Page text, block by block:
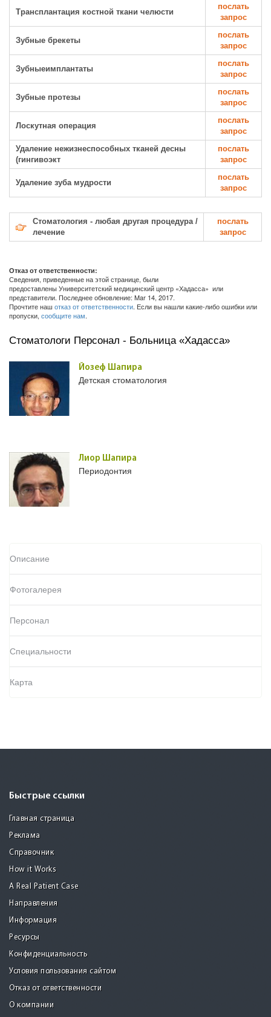
Трансплантация костной ткани челюсти
послать
запрос
Зубные брекеты
послать
запрос
Зубныеимплантаты
послать
запрос
Зубные протезы
послать
запрос
Лоскутная операция
послать
запрос
Удаление нежизнеспособных тканей десны
(гингивоэкт
послать
запрос
Удаление зуба мудрости
послать
запрос
Стоматология - любая другая процедура /
лечение
послать
запрос
Отказ от ответственности:
Сведения, приведенные на этой странице, были
предоставлены Университетский медицинский центр «Хадасса» или
представители. Последнее обновление: Mar 14, 2017.
Прочтите наш отказ от ответственности. Если вы нашли какие-либо ошибки или
пропуски, сообщите нам.
Стоматологи Персонал - Больница «Хадасса»
Йозеф Шапира
Детская стоматология
Лиор Шапира
Периодонтия
Описание
Фотогалерея
Персонал
Специальности
Карта
Быстрые ссылки
Главная страница
Реклама
Справочник
How it Works
A Real Patient Case
Направления
Информация
Ресурсы
Конфиденциальность
Условия пользования сайтом
Отказ от ответственности
О компании